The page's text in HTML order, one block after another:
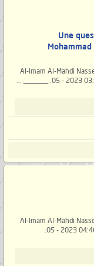
Une
Al-Imam Al-Mahdi
05 - 2023
Al-Imam Al-Mahdi
05 - 2023 04:46 Matin (Selon le calendrier officiel de la Mecque).